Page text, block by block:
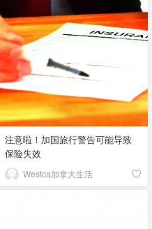
注意啦！加国旅行警告可能导致
保险失效
Westca加拿大生活